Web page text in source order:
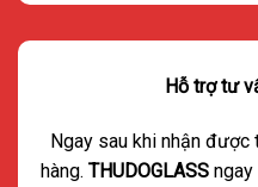
Hỗ trợ tư
Ngay sau khi nhận được
hàng. THUDOGLASS